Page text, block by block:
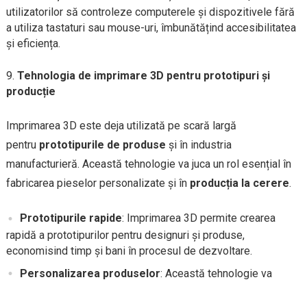
utilizatorilor să controleze computerele și dispozitivele fără
a utiliza tastaturi sau mouse-uri, îmbunătățind accesibilitatea
și eficiența.
Tehnologia de imprimare 3D pentru prototipuri și
producție
Imprimarea 3D este deja utilizată pe scară largă
pentru prototipurile de produse și în industria
manufacturieră. Această tehnologie va juca un rol esențial în
fabricarea pieselor personalizate și în producția la cerere.
Prototipurile rapide: Imprimarea 3D permite crearea
rapidă a prototipurilor pentru designuri și produse,
economisind timp și bani în procesul de dezvoltare.
Personalizarea produselor: Această tehnologie va